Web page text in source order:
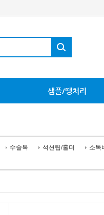
샘플/땡처리
수술복 석션팁/홀더 소독